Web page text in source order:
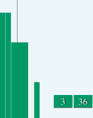
3 36